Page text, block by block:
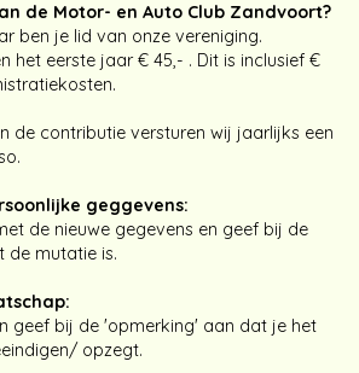
de Motor- en Auto Club Zandvoort?
ben je lid van onze vereniging.
het eerste jaar € 45,- . Dit is inclusief €
de contributie versturen wij jaarlijks een
geggevens:
de nieuwe gegevens en geef bij de
de mutatie is.
geef bij de 'opmerking' aan dat je het
opzegt.